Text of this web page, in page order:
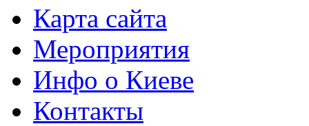
Карта сайта
Мероприятия
Инфо о Киеве
Контакты